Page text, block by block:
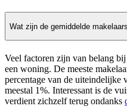
Wat zijn de gemiddelde
Veel factoren zijn van belang
een woning. De meeste
percentage van de
meestal 1%. Interessant is de
verdient zichzelf terug ondanks